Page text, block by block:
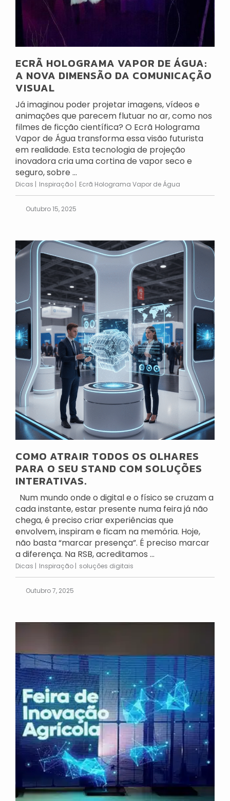
ECRÃ HOLOGRAMA VAPOR DE ÁGUA:
A NOVA DIMENSÃO DA COMUNICAÇÃO
VISUAL
Já imaginou poder projetar imagens, vídeos e
animações que parecem flutuar no ar, como nos
filmes de ficção científica? O Ecrã Holograma
Vapor de Água transforma essa visão futurista
em realidade. Esta tecnologia de projeção
inovadora cria uma cortina de vapor seco e
seguro, sobre ...
Dicas Inspiração Ecrã Holograma Vapor de Água
Outubro 15, 2025
COMO ATRAIR TODOS OS OLHARES
PARA O SEU STAND COM SOLUÇÕES
INTERATIVAS.
Num mundo onde o digital e o físico se cruzam a
cada instante, estar presente numa feira já não
chega, é preciso criar experiências que
envolvem, inspiram e ficam na memória. Hoje,
não basta “marcar presença”. É preciso marcar
a diferença. Na RSB, acreditamos ...
Dicas Inspiração soluções digitais
Outubro 7, 2025